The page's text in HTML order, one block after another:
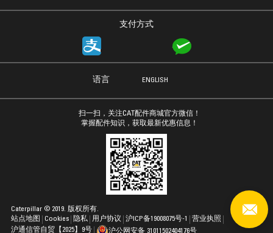
支付方式
语言 ENGLISH
扫一扫，关注CAT配件商城官方微信！
掌握配件知识，获取最新优惠信息！
站点地图 Cookies 隐私 用户协议
Caterpillar © 2019. 版权所有.
沪ICP备19008075号-1
营业执照
沪通信管自贸【2025】9号
沪公网安备 31011502404176号